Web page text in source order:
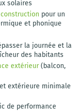
solaires
pour un
et phonique
la journée et la
des habitants
extérieur(balcon,
extérieure minimale
de performance